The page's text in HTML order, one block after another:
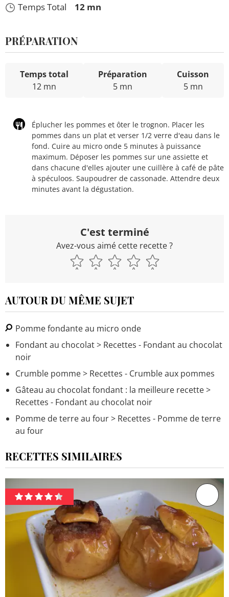
Temps Total
12 mn
PRÉPARATION
Temps total
12 mn
Préparation
5 mn
Cuisson
5 mn
Éplucher les pommes et ôter le trognon. Placer les
pommes dans un plat et verser 1/2 verre d'eau dans le
fond. Cuire au micro onde 5 minutes à puissance
maximum. Déposer les pommes sur une assiette et
dans chacune d'elles ajouter une cuillère à café de pâte
à spéculoos. Saupoudrer de cassonade. Attendre deux
minutes avant la dégustation.
C'est terminé
Avez-vous aimé cette recette ?
AUTOUR DU MÊME SUJET
Pomme fondante au micro onde
Fondant au chocolat> Recettes - Fondant au chocolat
noir
Crumble pomme> Recettes - Crumble aux pommes
Gâteau au chocolat fondant : la meilleure recette>
Recettes - Fondant au chocolat noir
Pomme de terre au four> Recettes - Pomme de terre
au four
RECETTES SIMILAIRES